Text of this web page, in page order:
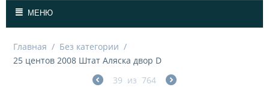
МЕНЮ
Главная / Без категории /
25 центов 2008 Штат Аляска двор D
39 из 764